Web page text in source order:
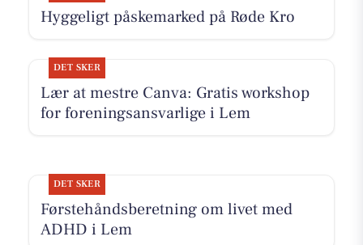
Hyggeligt påskemarked på Røde Kro
DET SKER
Lær at mestre Canva: Gratis workshop
for foreningsansvarlige i Lem
DET SKER
Førstehåndsberetning om livet med
ADHD i Lem